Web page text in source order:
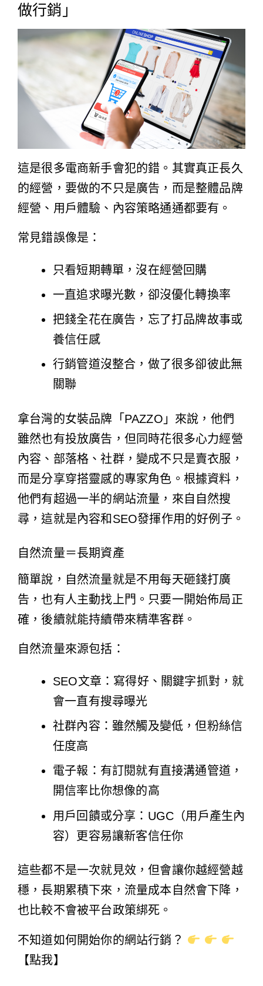
做行銷」
這是很多電商新手會犯的錯。其實真正長久
的經營，要做的不只是廣告，而是整體品牌
經營、用戶體驗、內容策略通通都要有。
常見錯誤像是：
只看短期轉單，沒在經營回購
一直追求曝光數，卻沒優化轉換率
把錢全花在廣告，忘了打品牌故事或
養信任感
行銷管道沒整合，做了很多卻彼此無
關聯
拿台灣的女裝品牌「PAZZO」來說，他們
雖然也有投放廣告，但同時花很多心力經營
內容、部落格、社群，變成不只是賣衣服，
而是分享穿搭靈感的專家角色。根據資料，
他們有超過一半的網站流量，來自自然搜
尋，這就是內容和SEO發揮作用的好例子。
自然流量＝長期資產
簡單說，自然流量就是不用每天砸錢打廣
告，也有人主動找上門。只要一開始佈局正
確，後續就能持續帶來精準客群。
自然流量來源包括：
SEO文章：寫得好、關鍵字抓對，就
會一直有搜尋曝光
社群內容：雖然觸及變低，但粉絲信
任度高
電子報：有訂閱就有直接溝通管道，
開信率比你想像的高
用戶回饋或分享：UGC（用戶產生內
容）更容易讓新客信任你
這些都不是一次就見效，但會讓你越經營越
穩，長期累積下來，流量成本自然會下降，
也比較不會被平台政策綁死。
不知道如何開始你的網站行銷？
【點我】